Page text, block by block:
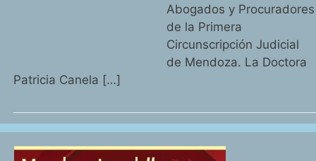
Abogados y Procuradores
de la Primera
Circunscripción Judicial
de Mendoza. La Doctora
Patricia Canela […]